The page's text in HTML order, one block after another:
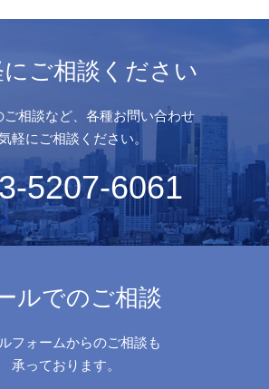
ご相談ください
ご相談など、各種お問い合わせ
軽にご相談ください。
5207-6061
ルでのご相談
フォームからのご相談も
承っております。